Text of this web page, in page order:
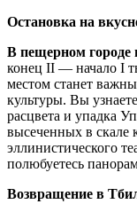
Остановка на
В пещерном городе
конец II — начало I
местом станет
культуры. Вы
расцвета и упадка
высеченных в скале
эллинистического
полюбуетесь
Возвращение в